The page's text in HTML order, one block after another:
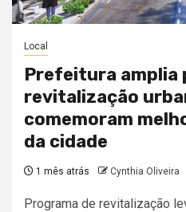
Local
Prefeitura amplia
revitalização
comemoram
da cidade
1 mês atrás Cynthia Oliveira
Programa de revitalização